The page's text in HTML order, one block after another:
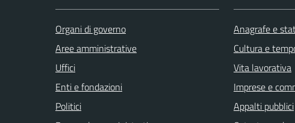
Organi di governo
Aree amministrative
Uffici
Enti e fondazioni
Politici
Anagrafe e
Cultura e
Vita lavorativa
Imprese e
Appalti pubblici